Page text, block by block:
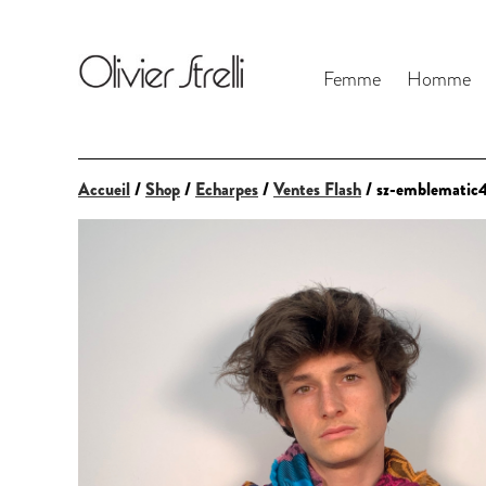
Femme Homme
Accueil/Shop/ Echarpes/Ventes Flash/ sz-